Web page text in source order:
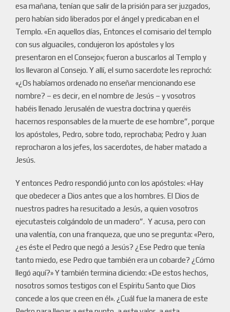
esa mañana, tenían que salir de la prisión para ser juzgados,
pero habían sido liberados por el ángel y predicaban en el
Templo. «En aquellos días, Entonces el comisario del templo
con sus alguaciles, condujeron los apóstoles y los
presentaron en el Consejo»; fueron a buscarlos al Templo y
los llevaron al Consejo. Y allí, el sumo sacerdote les reprochó:
«¿Os habíamos ordenado no enseñar mencionando ese
nombre? – es decir, en el nombre de Jesús – y vosotros
habéis llenado Jerusalén de vuestra doctrina y queréis
hacernos responsables de la muerte de ese hombre”, porque
los apóstoles, Pedro, sobre todo, reprochaba; Pedro y Juan
reprocharon a los jefes, los sacerdotes, de haber matado a
Jesús.
Y entonces Pedro respondió junto con los apóstoles: «Hay
que obedecer a Dios antes que a los hombres. El Dios de
nuestros padres ha resucitado a Jesús, a quien vosotros
ejecutasteis colgándolo de un madero”. Y acusa, pero con
una valentía, con una franqueza, que uno se pregunta: «Pero,
¿es éste el Pedro que negó a Jesús? ¿Ese Pedro que tenía
tanto miedo, ese Pedro que también era un cobarde? ¿Cómo
llegó aquí?» Y también termina diciendo: «De estos hechos,
nosotros somos testigos con el Espíritu Santo que Dios
concede a los que creen en él». ¿Cuál fue la manera de este